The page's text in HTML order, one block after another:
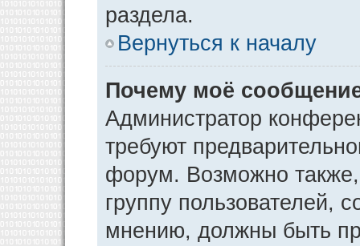
раздела.
Вернуться к началу
Почему моё
Администратор
требуют
форум. Возможно
группу пользователей,
мнению, должны быть